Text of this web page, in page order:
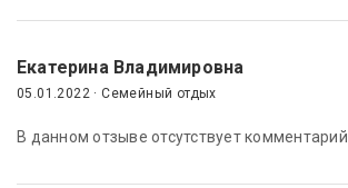
Екатерина Владимировна
05.01.2022 · Семейный отдых
В данном отзыве отсутствует комментарий